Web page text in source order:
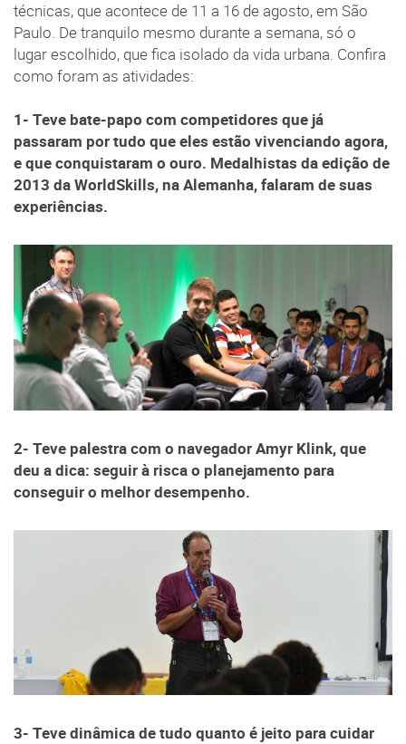
técnicas, que acontece de 11 a 16 de agosto, em São
Paulo. De tranquilo mesmo durante a semana, só o
lugar escolhido, que fica isolado da vida urbana. Confira
como foram as atividades:
1- Teve bate-papo com competidores que já
passaram por tudo que eles estão vivenciando agora,
e que conquistaram o ouro. Medalhistas da edição de
2013 da WorldSkills, na Alemanha, falaram de suas
experiências.
2- Teve palestra com o navegador Amyr Klink, que
deu a dica: seguir à risca o planejamento para
conseguir o melhor desempenho.
3- Teve dinâmica de tudo quanto é jeito para cuidar